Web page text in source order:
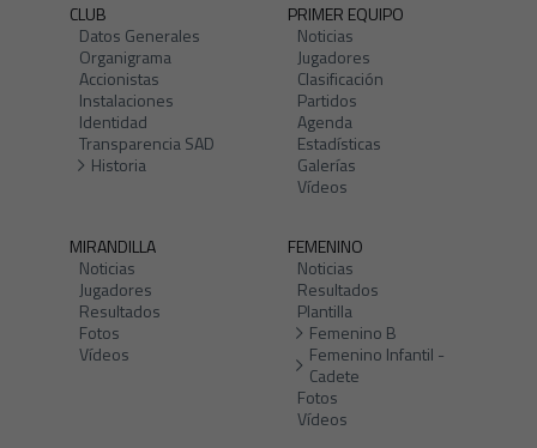
CLUB
Datos Generales
Organigrama
Accionistas
Instalaciones
Identidad
Transparencia SAD
Historia
PRIMER EQUIPO
Noticias
Jugadores
Clasificación
Partidos
Agenda
Estadísticas
Galerías
Vídeos
MIRANDILLA
Noticias
Jugadores
Resultados
Fotos
Vídeos
FEMENINO
Noticias
Resultados
Plantilla
Femenino B
Femenino Infantil -
Cadete
Fotos
Vídeos